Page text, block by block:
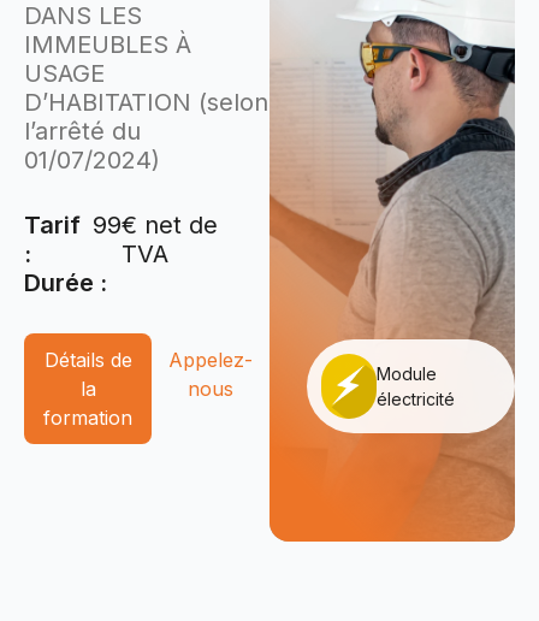
DANS LES
IMMEUBLES À
USAGE
D’HABITATION (selon
l’arrêté du
01/07/2024)
Tarif
:
99€ net de
TVA
Durée :
Détails de
la
formation
Appelez-
nous
Module
électricité